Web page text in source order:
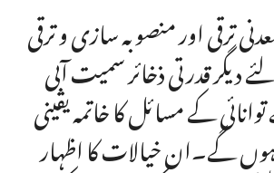
ترقی اور منصوبہ سازی و ترقی
دیگر قدرتی ذخائر سمیت آبی
کے مسائل کا خاتمہ یقینی
ہوں گے۔ان خیالات کا اظہار